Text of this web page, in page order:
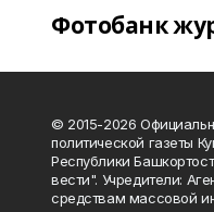
Фотобанк
© 2015-2026
политической газеты
Республики
вести". Учредители:
средствам массовой